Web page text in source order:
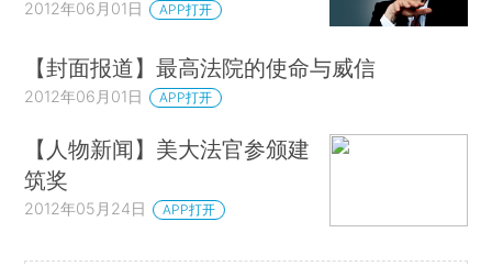
2012年06月01日 APP打开
【封面报道】最高法院的使命与威信
2012年06月01日 APP打开
【人物新闻】美大法官参颁建
筑奖
2012年05月24日 APP打开